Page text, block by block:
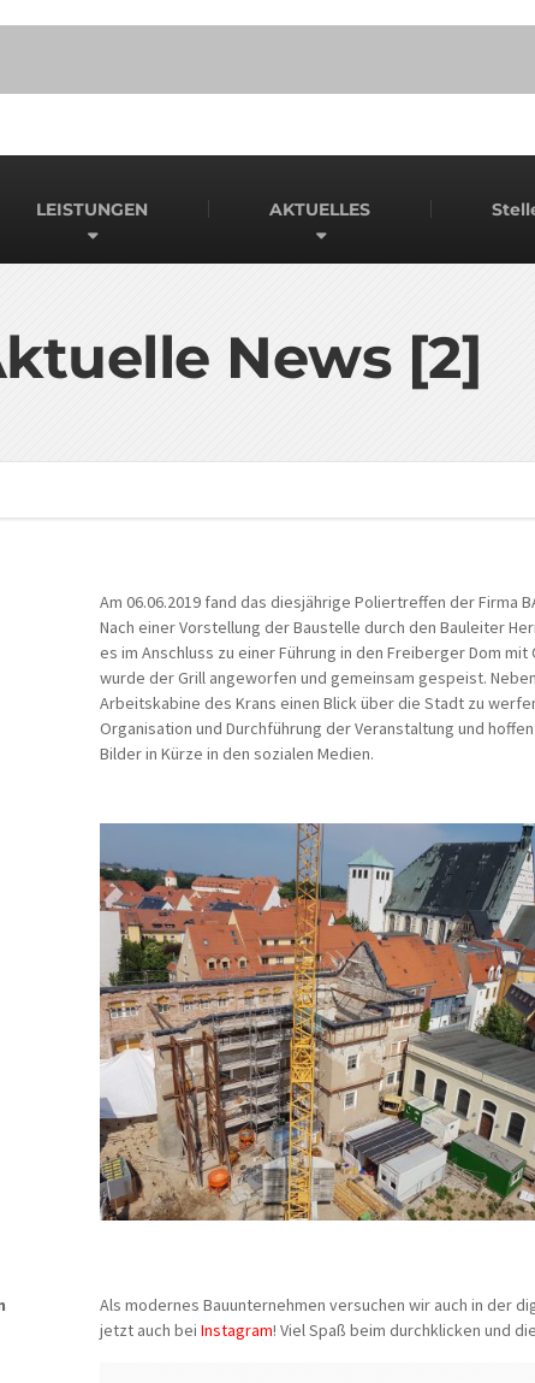
LEISTUNGEN AKTUELLES
News [2]
Am 06.06.2019 fand das diesjährige Poliertreffen der Firma
Nach einer Vorstellung der Baustelle durch den Bauleiter
es im Anschluss zu einer Führung in den Freiberger Dom
wurde der Grill angeworfen und gemeinsam gespeist.
Arbeitskabine des Krans einen Blick über die Stadt zu
Organisation und Durchführung der Veranstaltung und
Bilder in Kürze in den sozialen Medien.
Als modernes Bauunternehmen versuchen wir auch in der
jetzt auch bei Instagram! Viel Spaß beim durchklicken und